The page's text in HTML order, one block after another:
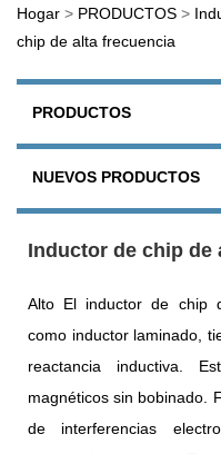
Hogar > PRODUCTOS >
chip de alta frecuencia
PRODUCTOS
NUEVOS PRODUCTOS
Inductor de chip de
Alto El inductor de chip
como inductor laminado,
reactancia inductiva.
magnéticos sin bobinado.
de interferencias